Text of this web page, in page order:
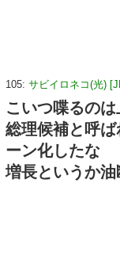
105: サビイロネコ(光)
こいつ喋るの
総理候補と呼
ーン化したな
増長というか